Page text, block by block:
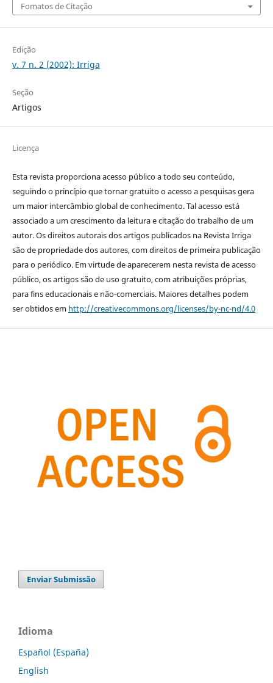
Fomatos de Citação
Edição
v. 7 n. 2 (2002): Irriga
Seção
Artigos
Licença
Esta revista proporciona acesso público a todo seu conteúdo,
seguindo o princípio que tornar gratuito o acesso a pesquisas gera
um maior intercâmbio global de conhecimento. Tal acesso está
associado a um crescimento da leitura e citação do trabalho de um
autor. Os direitos autorais dos artigos publicados na Revista Irriga
são de propriedade dos autores, com direitos de primeira publicação
para o periódico. Em virtude de aparecerem nesta revista de acesso
público, os artigos são de uso gratuito, com atribuições próprias,
para fins educacionais e não-comerciais. Maiores detalhes podem
ser obtidos em http://creativecommons.org/licenses/by-nc-nd/4.0
Enviar Submissão
Idioma
Español (España)
English